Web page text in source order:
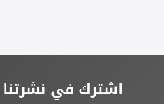
اشترك في نشرتنا